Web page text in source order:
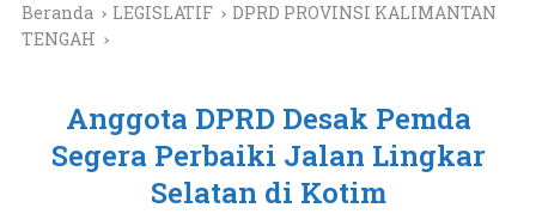
Beranda LEGISLATIF
DPRD PROVINSI KALIMANTAN
TENGAH
Anggota DPRD Desak Pemda
Segera Perbaiki Jalan Lingkar
Selatan di Kotim